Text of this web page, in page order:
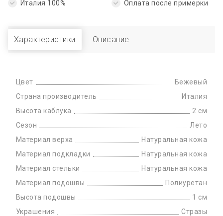
Италия 100% Оплата после примерки
Характеристики Описание
Цвет
Бежевый
Страна производитель
Италия
Высота каблука
2 см
Сезон
Лето
Материал верха
Натуральная кожа
Материал подкладки
Натуральная кожа
Материал стельки
Натуральная кожа
Материал подошвы
Полиуретан
Высота подошвы
1 см
Украшения
Стразы